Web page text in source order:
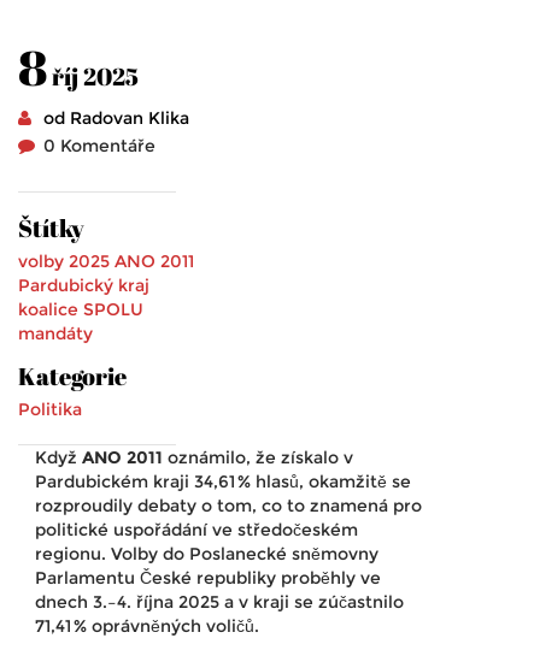
8říj 2025
od Radovan Klika
0 Komentáře
Štítky
volby 2025 ANO 2011
Pardubický kraj
koalice SPOLU
mandáty
Kategorie
Politika
Když ANO 2011 oznámilo, že získalo v
Pardubickém kraji 34,61 % hlasů, okamžitě se
rozproudily debaty o tom, co to znamená pro
politické uspořádání ve středočeském
regionu. Volby do Poslanecké sněmovny
Parlamentu České republiky proběhly ve
dnech 3.–4. října 2025 a v kraji se zúčastnilo
71,41 % oprávněných voličů.